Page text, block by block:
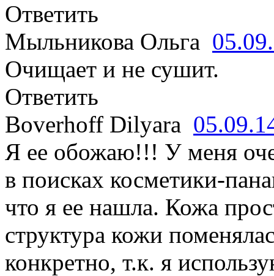
Ответить
Мыльникова Ольга
Очищает и не сушит.
Ответить
Boverhoff Dilyara
Я ее обожаю!!! У меня
в поисках косметики-
что я ее нашла. Кожа
структура кожи
конкретно, т.к. я